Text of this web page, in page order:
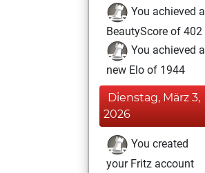
You achieved a
BeautyScore of 402
You achieved a
new Elo of 1944
Dienstag, März 3,
2026
You created
your Fritz account